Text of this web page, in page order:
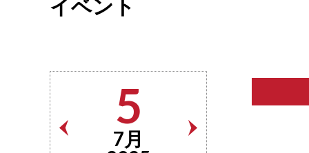
イベント
5
7月